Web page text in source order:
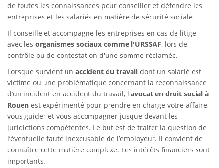
de toutes les connaissances pour conseiller et défendre les
entreprises et les salariés en matière de sécurité sociale.
Il conseille et accompagne les entreprises en cas de litige
avec les organismes sociaux comme l'URSSAF, lors de
contrôle ou de contestation d'une somme réclamée.
Lorsque survient un accident du travail dont un salarié est
victime ou une problématique concernant la reconnaissance
d’un incident en accident du travail, l'avocat en droit social à
Rouen est expérimenté pour prendre en charge votre affaire,
vous guider et vous accompagner jusque devant les
juridictions compétentes. Le but est de traiter la question de
l’éventuelle faute inexcusable de l’employeur. Il convient de
connaître cette matière complexe. Les intérêts financiers sont
importants.